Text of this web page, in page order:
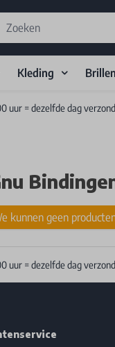
Kleding Brillen
uur = dezelfde dag
kunnen geen
uur = dezelfde dag